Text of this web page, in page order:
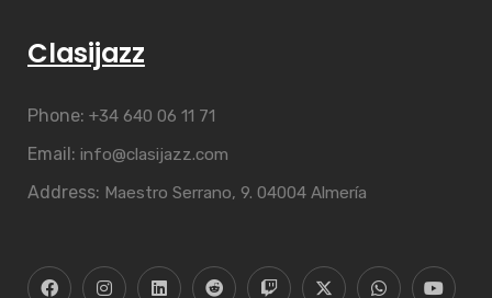
Clasijazz
Phone: +34 640 06 11 71
Email: info@clasijazz.com
Address: Maestro Serrano, 9. 04004 Almería